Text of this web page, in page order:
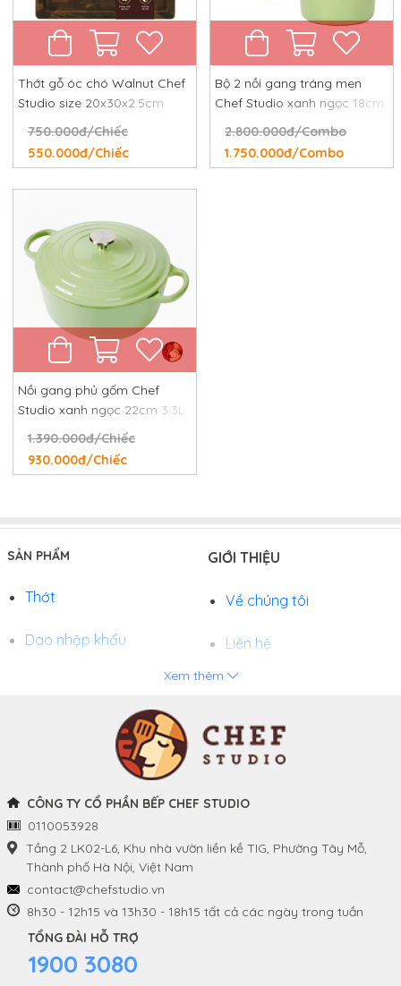
Thớt gỗ óc chó Walnut Chef
Studio size 20x30x2.5cm
750.000đ/Chiếc
550.000đ/Chiếc
Bộ 2 nồi gang tráng men
Chef Studio xanh ngọc 18cm
2.800.000đ/Combo
1.750.000đ/Combo
Nồi gang phủ gốm Chef
Studio xanh ngọc 22cm 3.3L
1.390.000đ/Chiếc
930.000đ/Chiếc
SẢN PHẨM
Thớt
Dao nhập khẩu
Khay và Bếp nướng
GIỚI THIỆU
Về chúng tôi
Liên hệ
Tuyển dụng
THÔNG TIN
Chính sách và quy định
chung
Hướng dẫn đặt hàng
THEO DÕI CHÚNG TÔI
Xem thêm
CÔNG TY CỔ PHẦN BẾP CHEF STUDIO
0110053928
Tầng 2 LK02-L6, Khu nhà vườn liền kề TIG, Phường Tây Mỗ,
Thành phố Hà Nội, Việt Nam
contact@chefstudio.vn
8h30 - 12h15 và 13h30 - 18h15 tất cả các ngày trong tuần
TỔNG ĐÀI HỖ TRỢ
1900 3080